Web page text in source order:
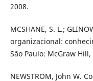
2008.
MCSHANE, S. L.;
organizacional:
São Paulo: McGraw Hill,
NEWSTROM, John W.